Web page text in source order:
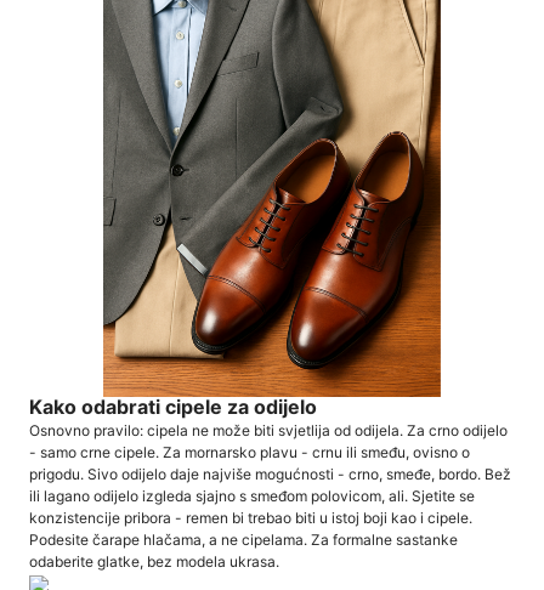
Kako odabrati cipele za odijelo
Osnovno pravilo: cipela ne može biti svjetlija od odijela. Za crno odijelo
- samo crne cipele. Za mornarsko plavu - crnu ili smeđu, ovisno o
prigodu. Sivo odijelo daje najviše mogućnosti - crno, smeđe, bordo. Bež
ili lagano odijelo izgleda sjajno s smeđom polovicom, ali. Sjetite se
konzistencije pribora - remen bi trebao biti u istoj boji kao i cipele.
Podesite čarape hlačama, a ne cipelama. Za formalne sastanke
odaberite glatke, bez modela ukrasa.